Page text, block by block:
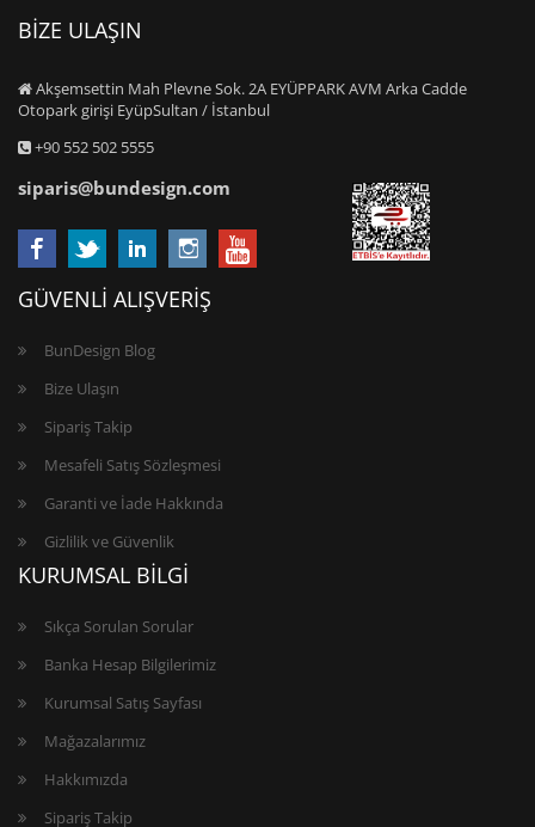
BİZE ULAŞIN
Akşemsettin Mah Plevne Sok. 2A EYÜPPARK AVM Arka Cadde
Otopark girişi EyüpSultan / İstanbul
+90 552 502 5555
siparis@bundesign.com
GÜVENLİ ALIŞVERİŞ
BunDesign Blog
Bize Ulaşın
Sipariş Takip
Mesafeli Satış Sözleşmesi
Garanti ve İade Hakkında
Gizlilik ve Güvenlik
KURUMSAL BİLGİ
Sıkça Sorulan Sorular
Banka Hesap Bilgilerimiz
Kurumsal Satış Sayfası
Mağazalarımız
Hakkımızda
Sipariş Takip